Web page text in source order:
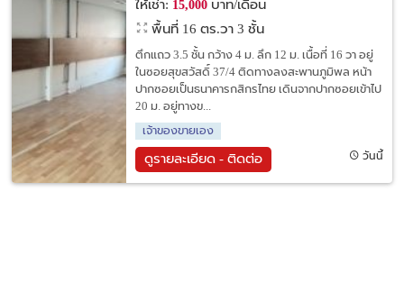
ให้เช่า: 15,000บาท/เดือน
พื้นที่ 16 ตร.วา 3 ชั้น
ตึกแถว 3.5 ชั้น กว้าง 4 ม. ลึก 12 ม. เนื้อที่ 16 วา อยู่
ในซอยสุขสวัสดิ์ 37/4 ติดทางลงสะพานภูมิพล หน้า
ปากซอยเป็นธนาคารกสิกรไทย เดินจากปากซอยเข้าไป
20 ม. อยู่ทางข...
เจ้าของขายเอง
ดูรายละเอียด - ติดต่อ วันนี้